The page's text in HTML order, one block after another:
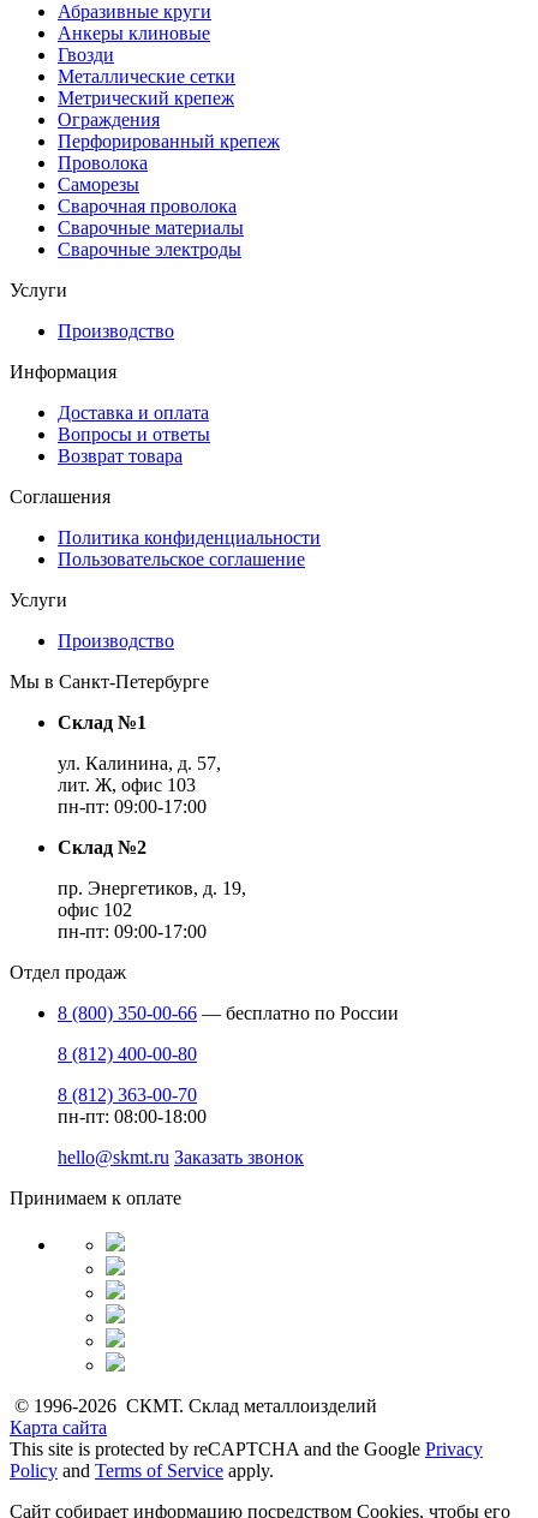
Абразивные круги
Анкеры клиновые
Гвозди
Металлические сетки
Метрический крепеж
Ограждения
Перфорированный крепеж
Проволока
Саморезы
Сварочная проволока
Сварочные материалы
Сварочные электроды
Услуги
Производство
Информация
Доставка и оплата
Вопросы и ответы
Возврат товара
Соглашения
Политика конфиденциальности
Пользовательское соглашение
Услуги
Производство
Мы в Санкт-Петербурге
Склад №1
ул. Калинина, д. 57,
лит. Ж, офис 103
пн-пт: 09:00-17:00
Склад №2
пр. Энергетиков, д. 19,
офис 102
пн-пт: 09:00-17:00
Отдел продаж
8 (800) 350-00-66 — бесплатно по России
8 (812) 400-00-80
8 (812) 363-00-70
пн-пт: 08:00-18:00
hello@skmt.ru Заказать звонок
Принимаем к оплате
© 1996-2026 СКМТ. Склад металлоизделий
Карта сайта
This site is protected by reCAPTCHA and the Google Privacy
Policy and Terms of Service apply.
Сайт собирает информацию посредством Cookies, чтобы его